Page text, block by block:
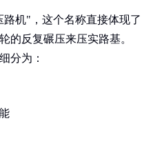
机"，这个名称直接体现了
反复碾压来压实路基。
分为：